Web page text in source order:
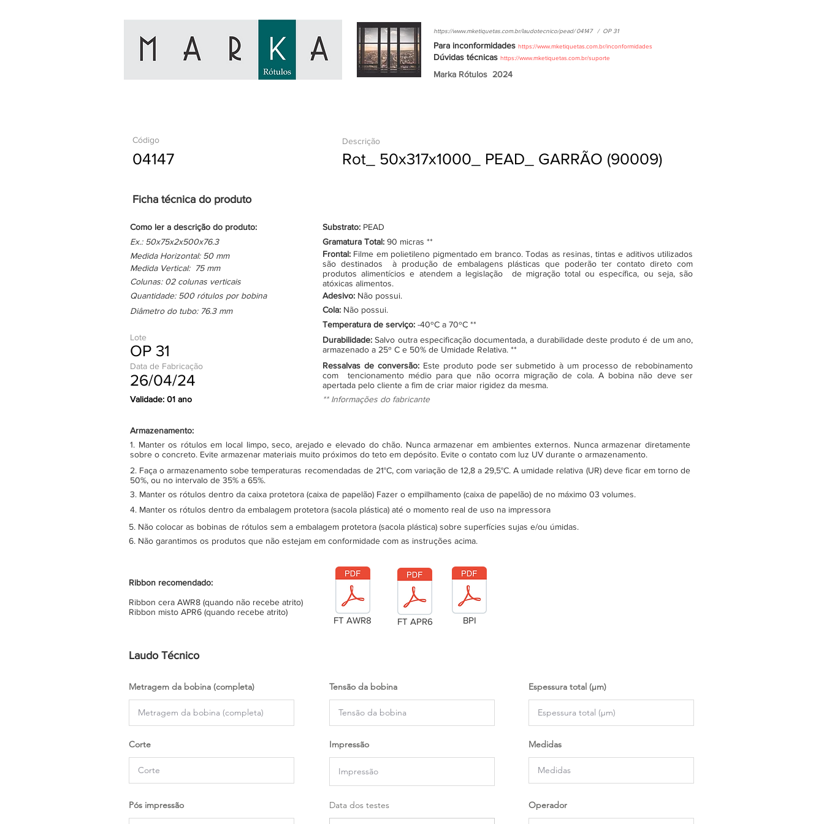
https://www.mketiquetas.com.br/laudotecnico/pead/ 04147 / OP 31
Para inconformidades https://www.mketiquetas.com.br/inconformidades
Dúvidas técnicas https://www.mketiquetas.com.br/suporte
Marka Rótulos 2024
Código
04147
Descrição
Rot_ 50x317x1000_ PEAD_ GARRÃO (90009)
Ficha técnica do produto
Como ler a descrição do produto: Substrato: PEAD
Ex.: 50x75x2x500x76.3
Medida Horizontal: 50 mm
Medida Vertical: 75 mm
Colunas: 02 colunas verticais
Quantidade: 500 rótulos por bobina
Gramatura Total: 90 micras **
Frontal: Filme em polietileno pigmentado em branco. Todas as resinas, tintas e aditivos utilizados
são destinados à produção de embalagens plásticas que poderão ter contato direto com
produtos alimentícios e atendem a legislação de migração total ou específica, ou seja, são
atóxicas alimentos.
Adesivo: Não possui.
Diâmetro do tubo: 76.3 mm
Cola: Não possui.
Temperatura de serviço: -40ºC a 70ºC **
Lote
OP 31
Data de Fabricação
26/04/24
Durabilidade:Salvo outra especificação documentada, a durabilidade deste produto é de um ano,
armazenado a 25º C e 50% de Umidade Relativa. **
Ressalvas de conversão: Este produto pode ser submetido à um processo de rebobinamento
com tencionamento médio para que não ocorra migração de cola. A bobina não deve ser
apertada pelo cliente a fim de criar maior rigidez da mesma.
Validade: 01 ano
** Informações do fabricante
Armazenamento:
1. Manter os rótulos em local limpo, seco, arejado e elevado do chão. Nunca armazenar em ambientes externos. Nunca armazenar diretamente
sobre o concreto. Evite armazenar materiais muito próximos do teto em depósito. Evite o contato com luz UV durante o armazenamento.
2. Faça o armazenamento sobe temperaturas recomendadas de 21°C, com variação de 12,8 a 29,5°C. A umidade relativa (UR) deve ficar em torno de
50%, ou no intervalo de 35% a 65%.
3. Manter os rótulos dentro da caixa protetora (caixa de papelão) Fazer o empilhamento (caixa de papelão) de no máximo 03 volumes.
4. Manter os rótulos dentro da embalagem protetora (sacola plástica) até o momento real de uso na impressora
5. Não colocar as bobinas de rótulos sem a embalagem protetora (sacola plástica) sobre superfícies sujas e/ou úmidas.
6. Não garantimos os produtos que não estejam em conformidade com as instruções acima.
Ribbon recomendado:
Ribbon cera AWR8 (quando não recebe atrito)
Ribbon misto APR6 (quando recebe atrito)
FT AWR8 FT APR6 BPI
Laudo Técnico
Metragem da bobina (completa)
Corte
Pós impressão
Tensão da bobina
Impressão
Data dos testes
Espessura total (µm)
Medidas
Operador